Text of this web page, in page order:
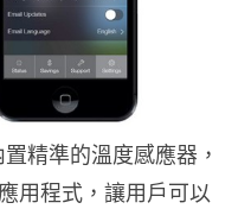
精準的溫度感應器，
用程式，讓用戶可以